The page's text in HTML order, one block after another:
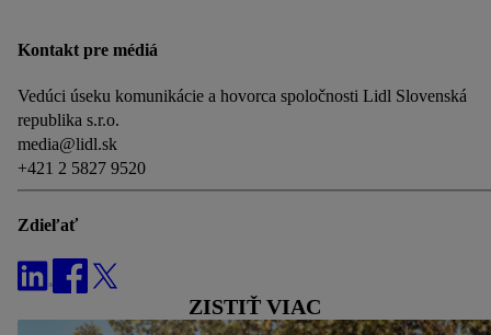
Kontakt pre médiá
Vedúci úseku komunikácie a hovorca spoločnosti Lidl Slovenská
republika s.r.o.
media@lidl.sk
+421 2 5827 9520
Zdieľať
ZISTIŤ VIAC
používanie potrebných technológií. Kliknutím na "
vyjadríte súhlas so spracúvaním na všetky vyššie uvedené
účely. Ďalšie informácie vrátane informácií o dobe
uchovávania údajov a Vašom práve kedykoľvek odvolať
súhlas s účinnosťou do budúcnosti nájdete v našich
ochrany osobných údajov.Imprint nájdete tu.